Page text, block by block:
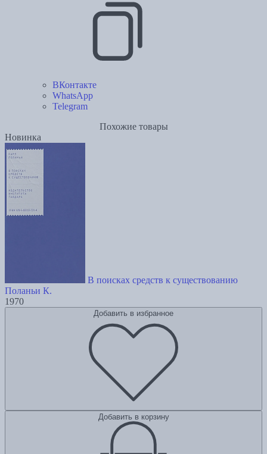
ВКонтакте
WhatsApp
Telegram
Похожие товары
Новинка
В поисках средств к существованию
Поланьи К.
1970
Добавить в избранное
Добавить в корзину